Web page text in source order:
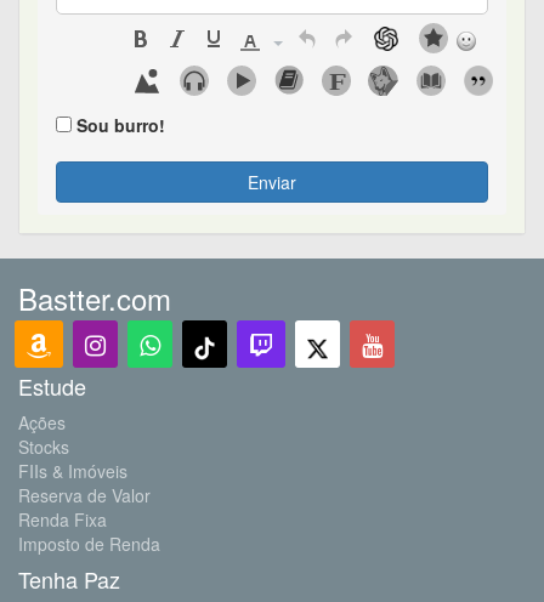
Sou burro!
Enviar
Bastter.com
Estude
Ações
Stocks
FIIs & Imóveis
Reserva de Valor
Renda Fixa
Imposto de Renda
Tenha Paz